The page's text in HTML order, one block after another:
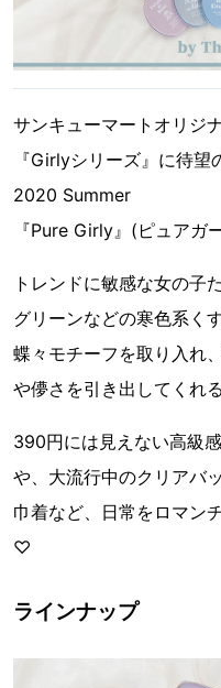
サンキューマートオリジ
『Girlyシリーズ』に待望
2020 Summer
『Pure Girly』(ピュア
トレンドに敏感な女の子
グリーンなどの寒色系く
蝶々モチーフを取り入れ
や儚さを引き出してくれ
390円には見えない高級
や、大流行中のクリアバ
巾着など、日常をロマン
♡
ラインナップ